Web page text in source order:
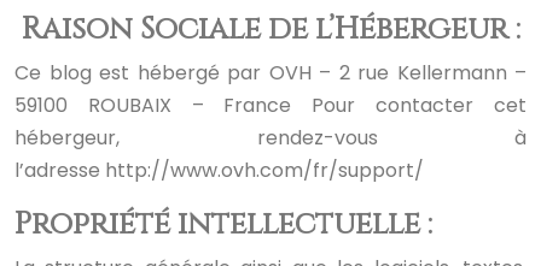
Raison Sociale de l’Hébergeur :
Ce blog est hébergé par OVH – 2 rue Kellermann –
59100 ROUBAIX – France Pour contacter cet
hébergeur, rendez-vous à
l’adresse http://www.ovh.com/fr/support/
Propriété intellectuelle :